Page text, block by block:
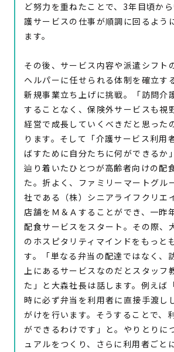
ど努力を重ねたことで、3年目頃か
護サービスの仕事が順調に回るよう
ます。
その後、サービス内容や派遣シフト
ヘルパーに任せられる体制を確立す
新規事業立ち上げに挑戦。「訪問介
することなく、保険外サービスも視
経営で成長していくべきだと思った
ります。そして「介護サービス利用
ばすために自分たちに何ができるか
辿り着いたひとつが高齢者向けの配
た。折よく、ファミリーマートグル
社である（株）シニアライフクリエ
店舗をＭ＆Ａすることができ、一昨
配食サービスをスタート。その際、
のホスピタリティマインドをもっと
す。「単なる弁当の配達ではなく、
上にあるサービスなのだとスタッフ
た」と大森社長は話します。例えば
時に必ず弁当を利用者に直接手渡し
がけを行います。そうすることで、
ができるわけです」と。やりとりに
ュアルをつくり、さらに利用者ごと